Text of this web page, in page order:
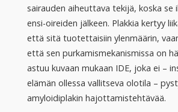
sairauden aiheuttava tekijä, koska se
ensi-oireiden jälkeen. Plakkia kertyy
että sitä tuotettaisiin ylenmäärin,
että sen purkamismekanismissa on
astuu kuvaan mukaan IDE, joka ei –
elämän ollessa vallitseva olotila –
amyloidiplakin hajottamistehtävää.